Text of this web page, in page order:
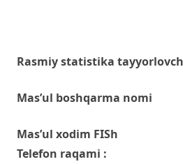
Rasmiy statistika
Mas’ul boshqarma nomi
Mas’ul xodim FISh
Telefon raqami :